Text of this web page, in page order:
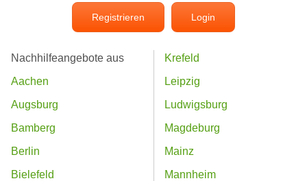
Registrieren Login
Nachhilfeangebote aus
Aachen
Augsburg
Bamberg
Berlin
Bielefeld
Krefeld
Leipzig
Ludwigsburg
Magdeburg
Mainz
Mannheim